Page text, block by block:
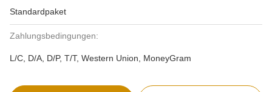
Standardpaket
Zahlungsbedingungen:
L/C, D/A, D/P, T/T, Western Union, MoneyGram